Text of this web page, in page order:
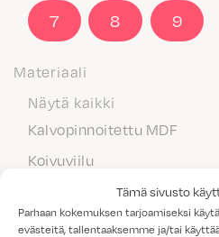
Tämä sivusto
Parhaan kokemuksen tarjoamiseksi
evästeitä, tallentaaksemme ja/tai
7 8 9
Materiaali
Näytä kaikki
Kalvopinnoitettu MDF
Koivuviilu
Maalattu MDF